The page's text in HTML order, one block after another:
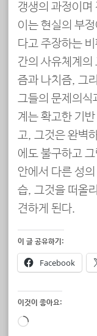
갱생의 과정이며
이는 현실의 부
다고 주장하는
간의 사유체계의
즘과 나치즘, 그
그들의 문제의식
계는 확고한 기
고, 그것은 완벽
에도 불구하고
안에서 다른 성
습, 그것을 떠올
견하게 된다.
이 글 공유하기:
Facebook
이것이 좋아요:
로